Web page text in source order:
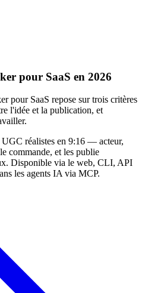
pour SaaS en 2026
pour SaaS repose sur trois critères
l'idée et la publication, et
réalistes en 9:16 — acteur,
commande, et les publie
Disponible via le web, CLI, API
les agents IA via MCP.